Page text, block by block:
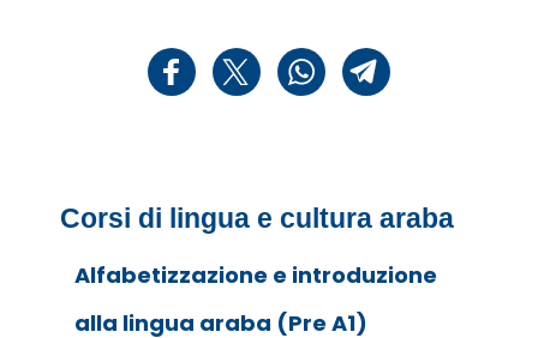
Corsi di lingua e cultura araba
Alfabetizzazione e introduzione
alla lingua araba (Pre A1)